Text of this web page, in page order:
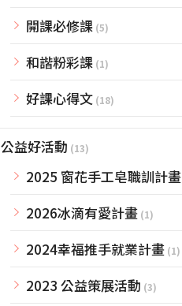
開課必修課 (5)
和諧粉彩課 (1)
好課心得文 (18)
公益好活動 (13)
2025 窗花手工皂職訓計畫
2026冰滴有愛計畫 (1)
2024幸福推手就業計畫 (1)
2023 公益策展活動 (3)